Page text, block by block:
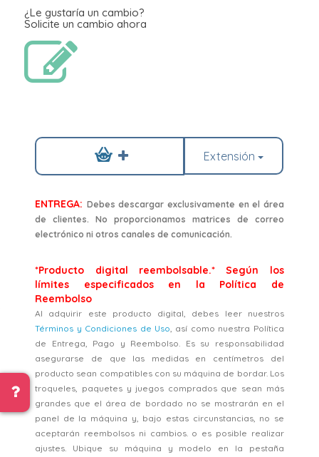
¿Le gustaría un cambio?
Solicite un cambio ahora
Extensión
ENTREGA: Debes descargar exclusivamente en el área
de clientes. No proporcionamos matrices de correo
electrónico ni otros canales de comunicación.
*Producto digital reembolsable.* Según los
límites especificados en la Política de
Reembolso
Al adquirir este producto digital, debes leer nuestros
Términos y Condiciones de Uso, así como nuestra Política
de Entrega, Pago y Reembolso. Es su responsabilidad
asegurarse de que las medidas en centímetros del
producto sean compatibles con su máquina de bordar. Los
troqueles, paquetes y juegos comprados que sean más
grandes que el área de bordado no se mostrarán en el
panel de la máquina y, bajo estas circunstancias, no se
aceptarán reembolsos ni cambios. o es posible realizar
ajustes. Ubique su máquina y modelo en la pestaña